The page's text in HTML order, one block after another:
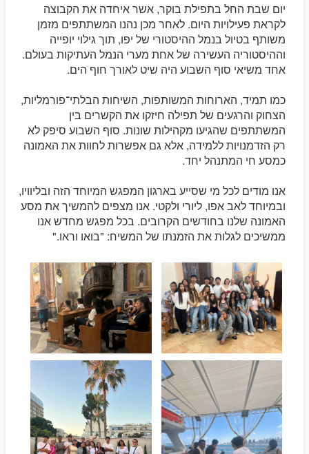
יום שבת החל בתפילת בוקר, אשר איחדה את הקבוצה
לקראת פעילויות היום. לאחר מכן נהנו המשתתפים מזמן
משותף בטיול בנמל ההיסטורי של יפו, תוך גילוי יופייה
וההיסטוריה העשירה של אחת מערי הנמל העתיקות בעולם.
אחד משיאי סוף השבוע היה שיט לאורך חוף הים.
כמו תמיד, הארוחות המשותפות, השיחות הבלתי־פורמליות,
הצחוק והרגעים של תפילה חיזקו את הקשרים בין
המשתתפים שהגיעו מקהילות שונות. סוף השבוע סיפק לא
רק הזדמנויות ללמידה, אלא גם אפשרות לחוות את האמונה
כמסע חי המתנהל יחד.
אנו מודים לכל מי שסייע בארגון המפגש המיוחד הזה ובליוויו,
ובמיוחד לאב אפו, ליורי ולקטי. אנו מצפים להמשיך את מסע
האמונה שלנו בחודשים הקרובים. בכל מפגש מחדש אנו
ממשיכים לגלות את הזמנתו של המשיח: "בואו וראו."